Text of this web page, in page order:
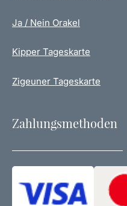
Ja / Nein Orakel
Kipper Tageskarte
Zigeuner Tageskarte
Zahlungsmethoden